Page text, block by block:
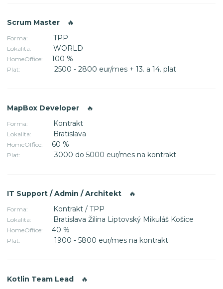
Scrum Master 🔥
Forma: TPP
Lokalita: WORLD
HomeOffice: 100 %
Plat: 2500 - 2800 eur/mes + 13. a 14. plat
MapBox Developer 🔥
Forma: Kontrakt
Lokalita: Bratislava
HomeOffice: 60 %
Plat: 3000 do 5000 eur/mes na kontrakt
IT Support / Admin / Architekt 🔥
Forma: Kontrakt / TPP
Lokalita: Bratislava Žilina Liptovský Mikuláš Košice
HomeOffice: 40 %
Plat: 1900 - 5800 eur/mes na kontrakt
Kotlin Team Lead 🔥